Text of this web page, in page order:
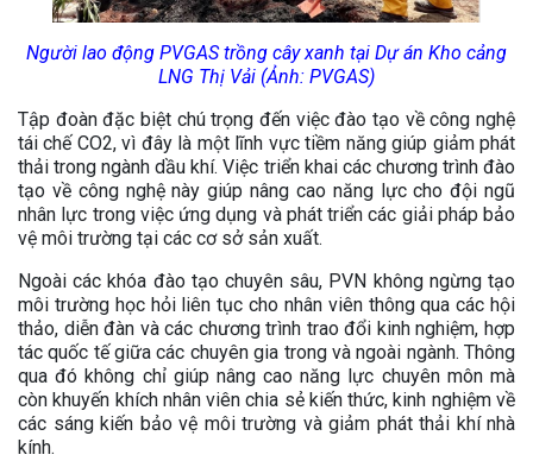
Người lao động PVGAS trồng cây xanh tại Dự án Kho cảng
LNG Thị Vải (Ảnh: PVGAS)
Tập đoàn đặc biệt chú trọng đến việc đào tạo về công nghệ
tái chế CO2, vì đây là một lĩnh vực tiềm năng giúp giảm phát
thải trong ngành dầu khí. Việc triển khai các chương trình đào
tạo về công nghệ này giúp nâng cao năng lực cho đội ngũ
nhân lực trong việc ứng dụng và phát triển các giải pháp bảo
vệ môi trường tại các cơ sở sản xuất.
Ngoài các khóa đào tạo chuyên sâu, PVN không ngừng tạo
môi trường học hỏi liên tục cho nhân viên thông qua các hội
thảo, diễn đàn và các chương trình trao đổi kinh nghiệm, hợp
tác quốc tế giữa các chuyên gia trong và ngoài ngành. Thông
qua đó không chỉ giúp nâng cao năng lực chuyên môn mà
còn khuyến khích nhân viên chia sẻ kiến thức, kinh nghiệm về
các sáng kiến bảo vệ môi trường và giảm phát thải khí nhà
kính.